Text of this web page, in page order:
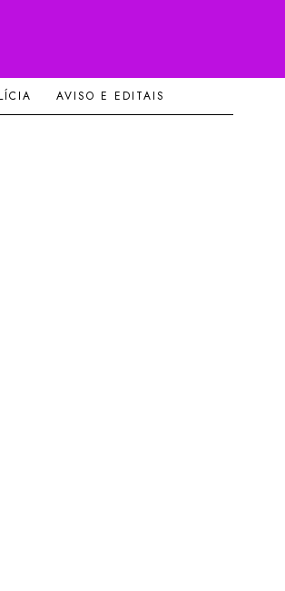
AVISO E EDITAIS